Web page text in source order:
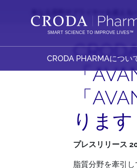
SMART SCIENCE TO IMPROVE LIVES™
CRODA PHARMAについ
「
「
ります
プレスリリース
脂質分野を牽引